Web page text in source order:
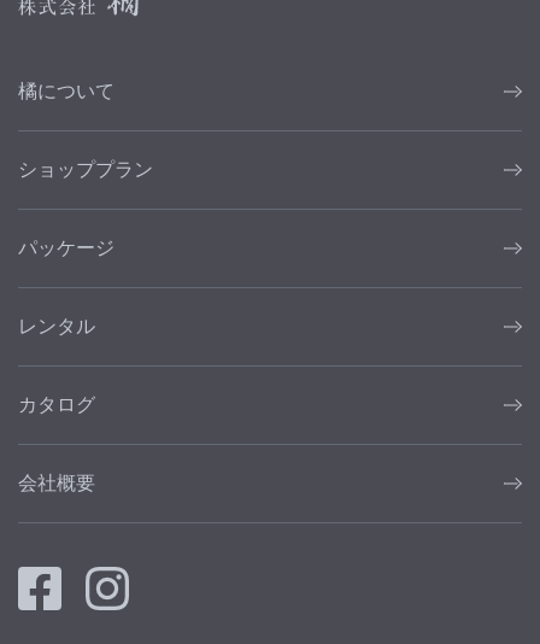
橘について
ショッププラン
パッケージ
レンタル
カタログ
会社概要